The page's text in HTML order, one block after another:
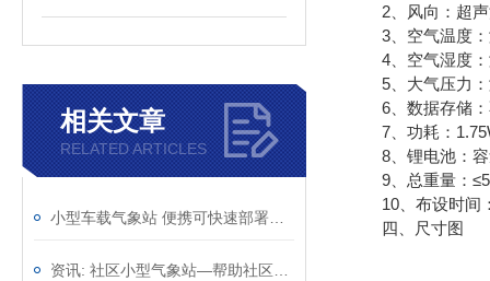
相关文章
RELATED ARTICLES
2、风向：超声
3、空气温度：
4、空气湿度：
5、大气压力：
6、数据存储：
7、功耗：
8、锂电池：容
9、总重量：
10、布设时间：
四、尺寸图